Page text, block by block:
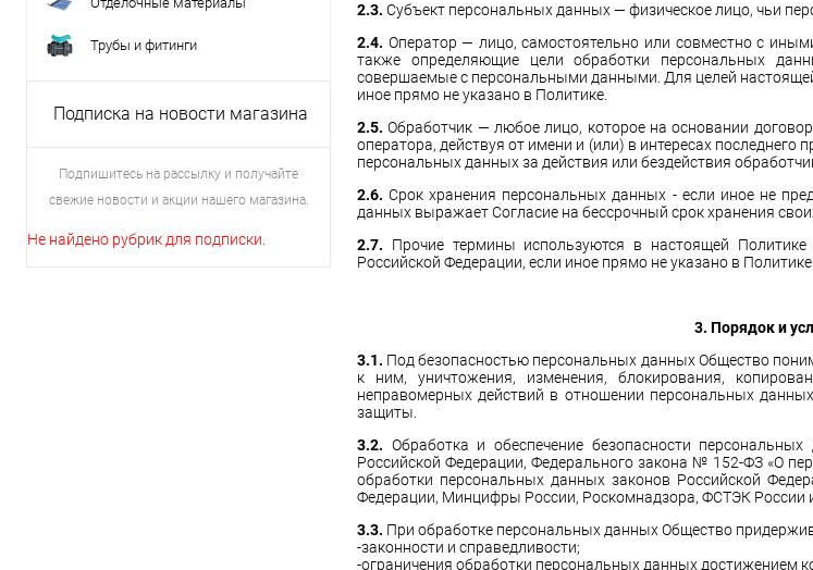
Трубы и фитинги
Подписка на новости магазина
Подпишитесь на рассылку и получайте
свежие новости и акции нашего магазина.
Не найдено рубрик для подписки.
2.3. Субъект персональных данных — физическое лицо, чьи
2.4. Оператор — лицо, самостоятельно или совместно с
также определяющие цели обработки персональных
совершаемые с персональными данными. Для целей
иное прямо не указано в Политике.
2.5.Обработчик — любое лицо, которое на основании
оператора, действуя от имени и (или) в интересах
персональных данных за действия или бездействия
2.6.Срок хранения персональных данных - если иное не
данных выражает Согласие на бессрочный срок хранения
2.7. Прочие термины используются в настоящей
Российской Федерации, если иное прямо не указано в Политике.
3. Порядок и
3.1. Под безопасностью персональных данных Общество
к ним, уничтожения, изменения, блокирования,
неправомерных действий в отношении персональных
защиты.
3.2. Обработка и обеспечение безопасности
Российской Федерации, Федерального закона № 152-ФЗ «О
обработки персональных данных законов Российской
Федерации, Минцифры России, Роскомнадзора, ФСТЭК России
3.3. При обработке персональных данных Общество
-законности и справедливости;
-ограничения обработки персональных данных достижением